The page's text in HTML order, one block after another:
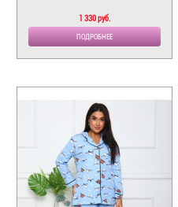
1 330 руб.
ПОДРОБНЕЕ